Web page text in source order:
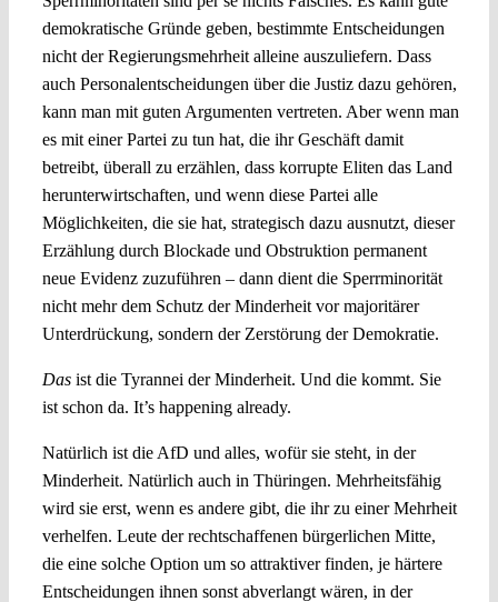
demokratische Gründe geben, bestimmte Entscheidungen
nicht der Regierungsmehrheit alleine auszuliefern. Dass
auch Personalentscheidungen über die Justiz dazu gehören,
kann man mit guten Argumenten vertreten. Aber wenn man
es mit einer Partei zu tun hat, die ihr Geschäft damit
betreibt, überall zu erzählen, dass korrupte Eliten das Land
herunterwirtschaften, und wenn diese Partei alle
Möglichkeiten, die sie hat, strategisch dazu ausnutzt, dieser
Erzählung durch Blockade und Obstruktion permanent
neue Evidenz zuzuführen – dann dient die Sperrminorität
nicht mehr dem Schutz der Minderheit vor majoritärer
Unterdrückung, sondern der Zerstörung der Demokratie.
Dasist die Tyrannei der Minderheit. Und die kommt. Sie
ist schon da. It’s happening already.
Natürlich ist die AfD und alles, wofür sie steht, in der
Minderheit. Natürlich auch in Thüringen. Mehrheitsfähig
wird sie erst, wenn es andere gibt, die ihr zu einer Mehrheit
verhelfen. Leute der rechtschaffenen bürgerlichen Mitte,
die eine solche Option um so attraktiver finden, je härtere
Entscheidungen ihnen sonst abverlangt wären, in der